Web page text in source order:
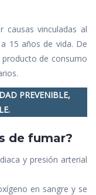
vinculadas al
15 años de vida. De
de consumo
PREVENIBLE,
de fumar?
y presión arterial
en sangre y se